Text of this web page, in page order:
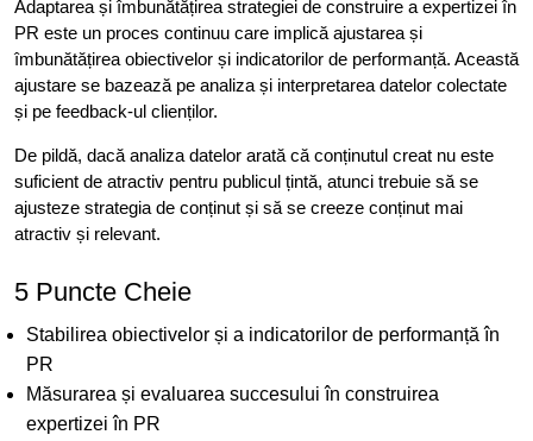
Adaptarea și îmbunătățirea strategiei de construire a expertizei în
PR este un proces continuu care implică ajustarea și
îmbunătățirea obiectivelor și indicatorilor de performanță. Această
ajustare se bazează pe analiza și interpretarea datelor colectate
și pe feedback-ul clienților.
De pildă, dacă analiza datelor arată că conținutul creat nu este
suficient de atractiv pentru publicul țintă, atunci trebuie să se
ajusteze strategia de conținut și să se creeze conținut mai
atractiv și relevant.
5 Puncte Cheie
Stabilirea obiectivelor și a indicatorilor de performanță în
PR
Măsurarea și evaluarea succesului în construirea
expertizei în PR